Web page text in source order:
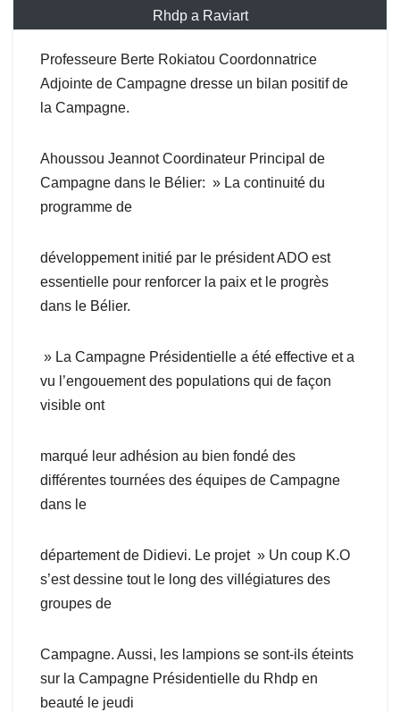
Rhdp a Raviart
Professeure Berte Rokiatou Coordonnatrice
Adjointe de Campagne dresse un bilan positif de
la Campagne.
Ahoussou Jeannot Coordinateur Principal de
Campagne dans le Bélier: » La continuité du
programme de
développement initié par le président ADO est
essentielle pour renforcer la paix et le progrès
dans le Bélier.
» La Campagne Présidentielle a été effective et a
vu l’engouement des populations qui de façon
visible ont
marqué leur adhésion au bien fondé des
différentes tournées des équipes de Campagne
dans le
département de Didievi. Le projet » Un coup K.O
s’est dessine tout le long des villégiatures des
groupes de
Campagne. Aussi, les lampions se sont-ils éteints
sur la Campagne Présidentielle du Rhdp en
beauté le jeudi